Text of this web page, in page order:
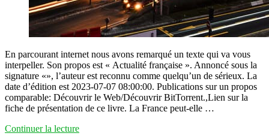
En parcourant internet nous avons remarqué un texte qui va vous
interpeller. Son propos est « Actualité française ». Annoncé sous la
signature «», l’auteur est reconnu comme quelqu’un de sérieux. La
date d’édition est 2023-07-07 08:00:00. Publications sur un propos
comparable: Découvrir le Web/Découvrir BitTorrent.,Lien sur la
fiche de présentation de ce livre. La France peut-elle …
Continuer la lecture« Actualités